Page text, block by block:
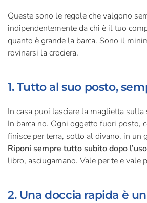
Queste sono le regole che valgono
indipendentemente da chi è il tuo
quanto è grande la barca. Sono il
rovinarsi la crociera.
1. Tutto al suo posto,
In casa puoi lasciare la maglietta sulla
In barca no. Ogni oggetto fuori posto,
finisce per terra, sotto al divano, in un
Riponi sempre tutto subito dopo l’uso
libro, asciugamano. Vale per te e vale
2. Una doccia rapida è